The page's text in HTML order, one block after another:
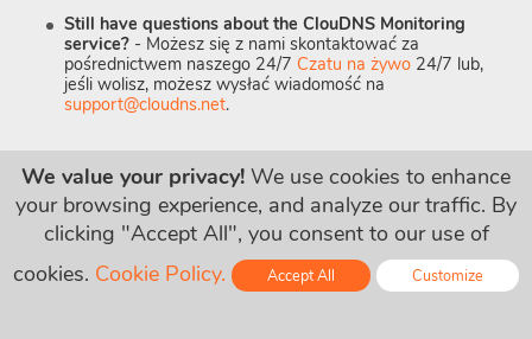
Still have questions about the ClouDNS Monitoring
service? - Możesz się z nami skontaktować za
pośrednictwem naszego 24/7 Czatu na żywo 24/7 lub,
jeśli wolisz, możesz wysłać wiadomość na
support@cloudns.net.
Zaufany przez:
We value your privacy! We use cookies to enhance
your browsing experience, and analyze our traffic. By
clicking "Accept All", you consent to our use of
cookies. Cookie Policy. Accept All Customize